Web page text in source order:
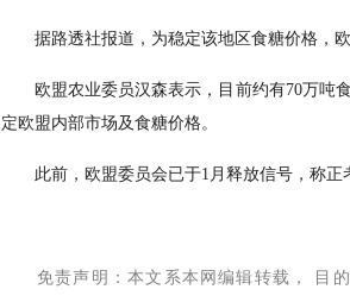
据路透社报道，为稳定该地区食糖价格，
欧盟农业委员汉森表示，目前约有70万吨
定欧盟内部市场及食糖价格。
此前，欧盟委员会已于1月释放信号，称
免责声明：本文系本网编辑转载， 目